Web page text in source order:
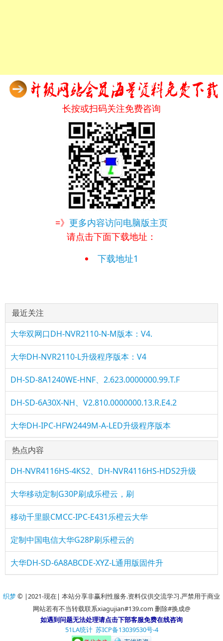
长按或扫码关注免费咨询
=》 更多内容访问电脑版主页
请点击下面下载地址：
下载地址1
最近关注
大华双网口DH-NVR2110-N-M版本：V4.
大华DH-NVR2110-L升级程序版本：V4
DH-SD-8A1240WE-HNF、2.623.0000000.99.T.F
DH-SD-6A30X-NH、V2.810.0000000.13.R.E4.2
大华DH-IPC-HFW2449M-A-LED升级程序版本
热点内容
DH-NVR4116HS-4KS2、DH-NVR4116HS-HDS2升级
大华移动定制G30P刷成乐橙云，刷
移动千里眼CMCC-IPC-E431乐橙云大华
定制中国电信大华G28P刷乐橙云的
大华DH-SD-6A8ABCDE-XYZ-L通用版固件升
织梦© |2021-现在| 本站分享非赢利性服务.资料仅供交流学习.严禁用于商业
网站若有不当转载联系xiagujian#139.com 删除#换成@
如遇到问题无法处理请点击下部客服免费在线咨询
51LA统计 苏ICP备13039530号-4